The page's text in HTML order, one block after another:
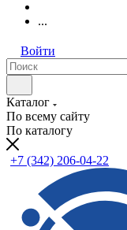
...
Войти
Каталог
По всему сайту
По каталогу
+7 (342) 206-04-22